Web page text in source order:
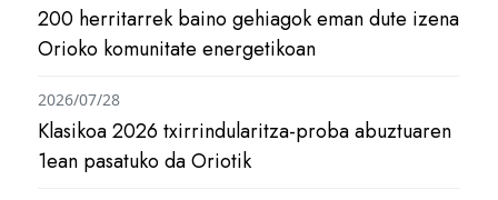
200 herritarrek baino gehiagok eman dute izena
Orioko komunitate energetikoan
Klasikoa 2026 txirrindularitza-proba abuztuaren
1ean pasatuko da Oriotik
2026/07/28